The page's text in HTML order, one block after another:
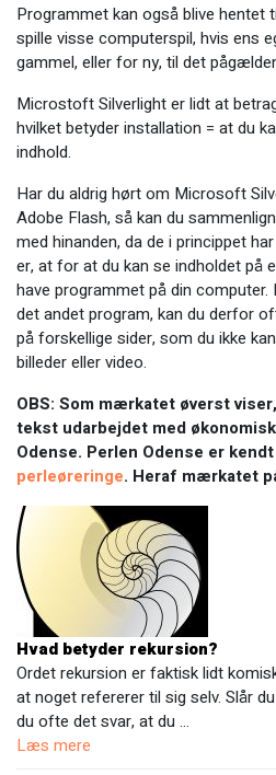
Programmet kan også blive hentet
spille visse computerspil, hvis ens
gammel, eller for ny, til det
Microstoft Silverlight er lidt at
hvilket betyder installation = at du
indhold.
Har du aldrig hørt om Microsoft
Adobe Flash, så kan du
med hinanden, da de i princippet
er, at for at du kan se indholdet på
have programmet på din computer.
det andet program, kan du derfor
på forskellige sider, som du ikke
billeder eller video.
OBS: Som mærkatet øverst
tekst udarbejdet med
Odense. Perlen Odense er
perleøreringe. Heraf mærkatet
Hvad betyder rekursion?
Ordet rekursion er faktisk lidt
at noget refererer til sig selv. Slår
du ofte det svar, at du …
Læs mere